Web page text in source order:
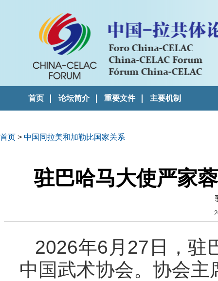
首页 论坛简介 重要文件 主要机制
首页 > 中国同拉美和加勒比国家关系
驻巴哈马大使严家
2026年6月27日，驻
中国武术协会。协会